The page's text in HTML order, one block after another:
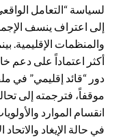
لسياسة “التعامل
إلى اعتراف ينسف
والمنظمات الإقليمية.
أكثر اعتماداً على
دور “قائد إقليمي” في
موقفاً، فترجمته إلى
انقسام الموارد
في حالة الإيغاد